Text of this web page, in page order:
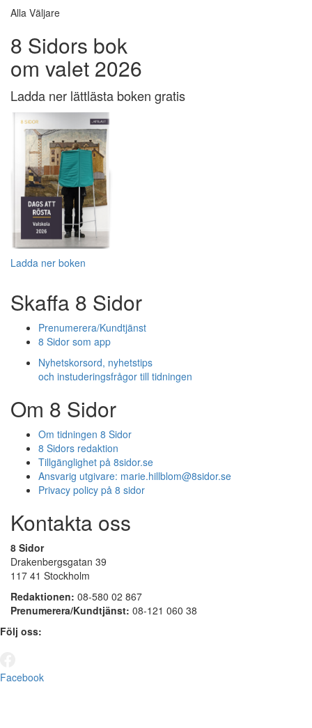
Alla Väljare
8 Sidors bok
om valet 2026
Ladda ner lättlästa boken gratis
Ladda ner boken
Skaffa 8 Sidor
Prenumerera/Kundtjänst
8 Sidor som app
Nyhetskorsord, nyhetstips
och instuderingsfrågor till tidningen
Om 8 Sidor
Om tidningen 8 Sidor
8 Sidors redaktion
Tillgänglighet på 8sidor.se
Ansvarig utgivare: marie.hillblom@8sidor.se
Privacy policy på 8 sidor
Kontakta oss
8 Sidor
Drakenbergsgatan 39
117 41 Stockholm
Redaktionen: 08-580 02 867
Prenumerera/Kundtjänst: 08-121 060 38
Följ oss:
Facebook